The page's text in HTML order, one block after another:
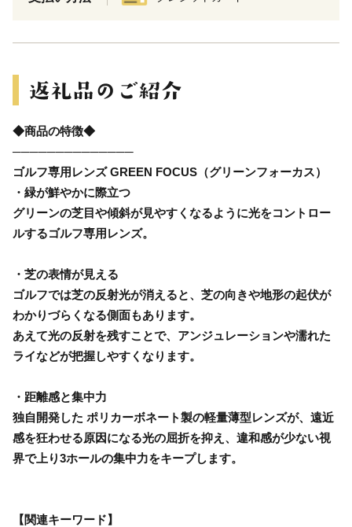
◆商品の特徴◆
──────────────
ゴルフ専用レンズ GREEN FOCUS（グリーンフォーカス）
・緑が鮮やかに際立つ
グリーンの芝目や傾斜が見やすくなるように光をコントロー
ルするゴルフ専用レンズ。
・芝の表情が見える
ゴルフでは芝の反射光が消えると、芝の向きや地形の起伏が
わかりづらくなる側面もあります。
あえて光の反射を残すことで、アンジュレーションや濡れた
ライなどが把握しやすくなります。
・距離感と集中力
独自開発した ポリカーボネート製の軽量薄型レンズが、遠近
感を狂わせる原因になる光の屈折を抑え、違和感が少ない視
界で上り3ホールの集中力をキープします。
【関連キーワード】